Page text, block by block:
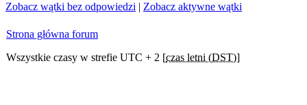
Zobacz wątki bez odpowiedzi | Zobacz aktywne wątki
Strona główna forum
Wszystkie czasy w strefie UTC + 2 [czas letni (DST)]